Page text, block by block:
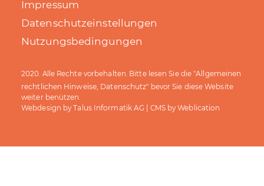
@gemeindesteffisburg
Der Gemeindeverband
Kulturförderung Region Thun stellt im Jahr
2026 maximal CHF 6'000.00 zur Unterstützung
Impressum
Datenschutzeinstellungen
Nutzungsbedingungen
2020. Alle Rechte vorbehalten. Bitte lesen Sie die "Allgemeinen
rechtlichen Hinweise, Datenschutz" bevor Sie diese Website
weiter benützen.
Webdesign byTalus Informatik AG | CMS byWeblication